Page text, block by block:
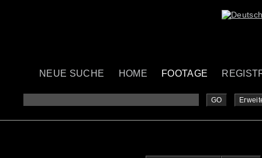
NEUE SUCHE HOME FOOTAGE
GO